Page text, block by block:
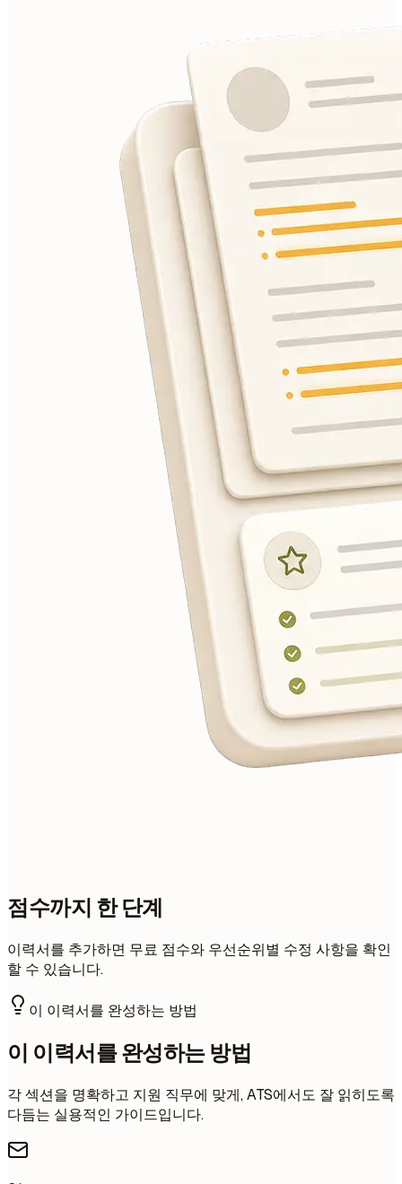
점수까지 한 단계
이력서를 추가하면 무료 점수와 우선순위별 수정 사항을 확인
할 수 있습니다.
이 이력서를 완성하는 방법
이 이력서를 완성하는 방법
각 섹션을 명확하고 지원 직무에 맞게, ATS에서도 잘 읽히도록
다듬는 실용적인 가이드입니다.